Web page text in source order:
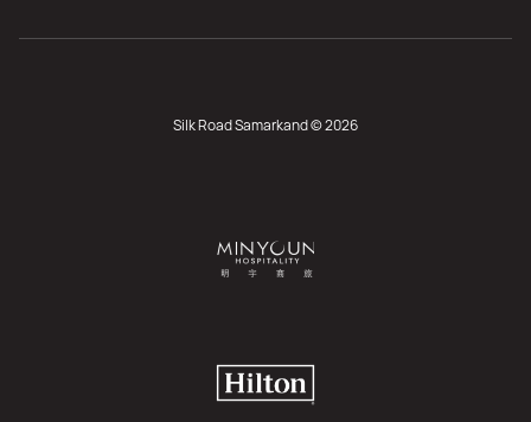
Silk Road Samarkand © 2026